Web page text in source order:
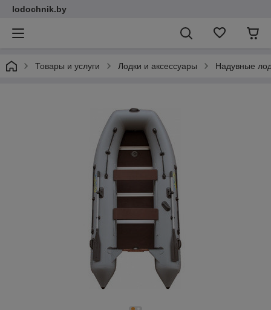
lodochnik.by
Товары и услуги Лодки и аксессуары Надувные